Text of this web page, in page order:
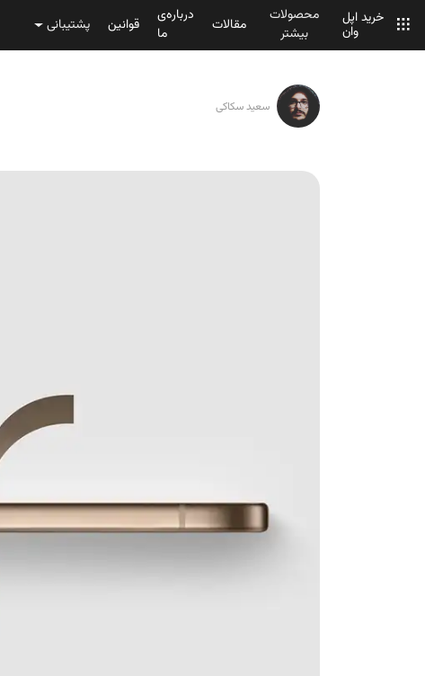
خرید اپل
وان
محصولات
بیشتر
مقالات
درباره‌ی
ما
قوانین پشتیبانی
سعید سکاکی